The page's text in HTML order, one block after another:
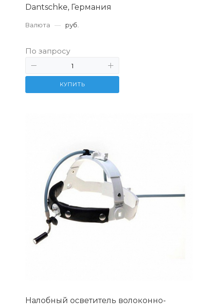
Dantschke, Германия
Валюта — руб.
По запросу
КУПИТЬ
Налобный осветитель волоконно-